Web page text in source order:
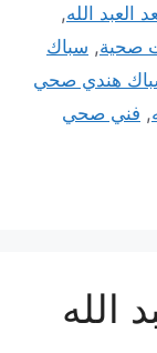
الله,
صحية, سباك
هندي صحي
, فني صحي
الله